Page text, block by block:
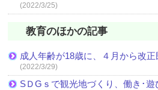
(2022/3/25)
教育のほかの記事
成人年齢が18歳に、４月から改
(2022/3/29)
SＤGｓで観光地づくり、働き･遊